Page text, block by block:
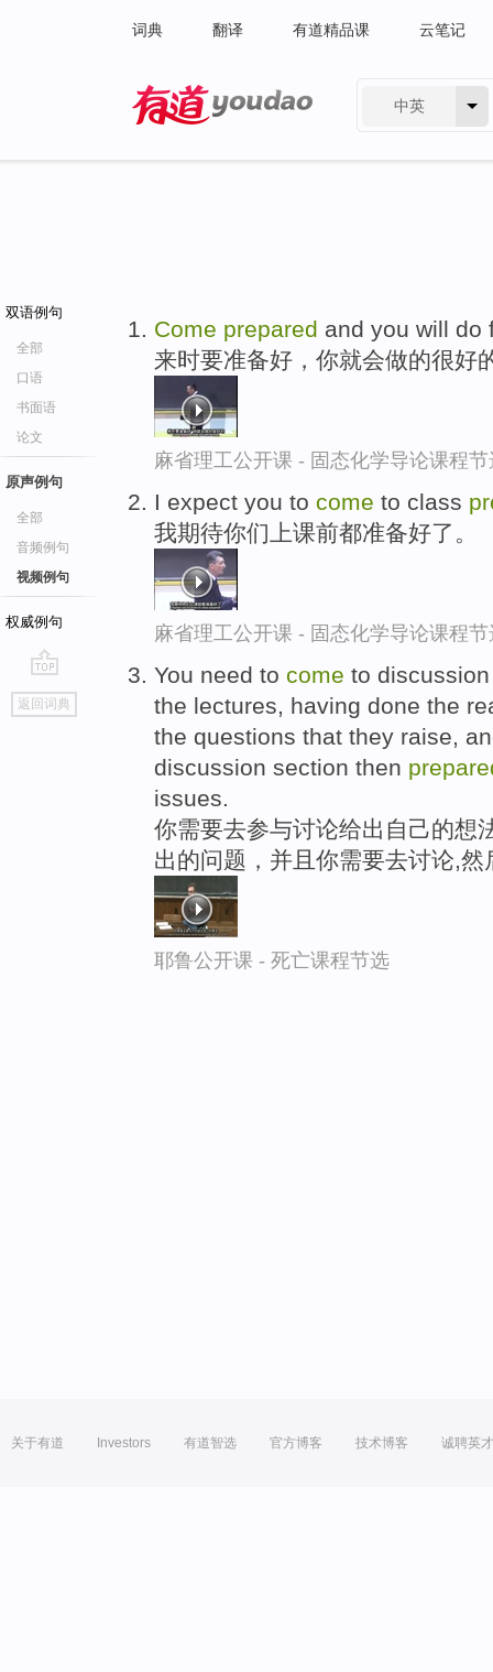
词典 翻译 有道精品课 云笔记
中英
双语例句
全部
口语
书面语
论文
原声例句
全部
音频例句
视频例句
权威例句
go
top
返回词典
Come prepared and you will do
来时要准备好，你就会做的很好
麻省理工公开课 - 固态化学导论课程节
I expect you to come to class
我期待你们上课前都准备好了。
麻省理工公开课 - 固态化学导论课程节
You need to come to
the lectures, having done the
the questions that they raise,
discussion section then
issues.
你需要去参与讨论给出自己的想
出的问题，并且你需要去讨论,
耶鲁公开课 - 死亡课程节选
关于有道 Investors 有道智选 官方博客 技术博客 诚聘英才